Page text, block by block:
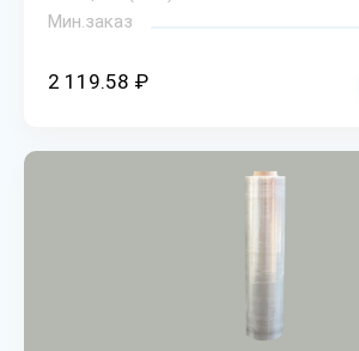
Мин.заказ
2 119.58 ₽